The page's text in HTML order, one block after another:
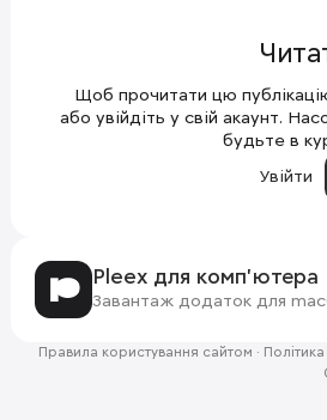
Щоб прочитати цю
або увійдіть у свій акаунт.
будьте в
Увійти
Pleex для комп'ютера
Завантаж додаток для
Правила користування сайтом ·